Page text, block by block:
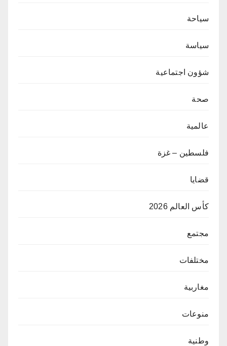
سياحة
سياسة
شؤون اجتماعية
صحة
عالمية
فلسطين – غزة
قضايا
كأس العالم 2026
مجتمع
مختلفات
مغاربية
منوعات
وطنية